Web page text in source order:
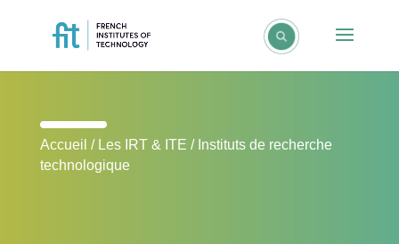
Accueil / Les IRT & ITE / Instituts de recherche
technologique